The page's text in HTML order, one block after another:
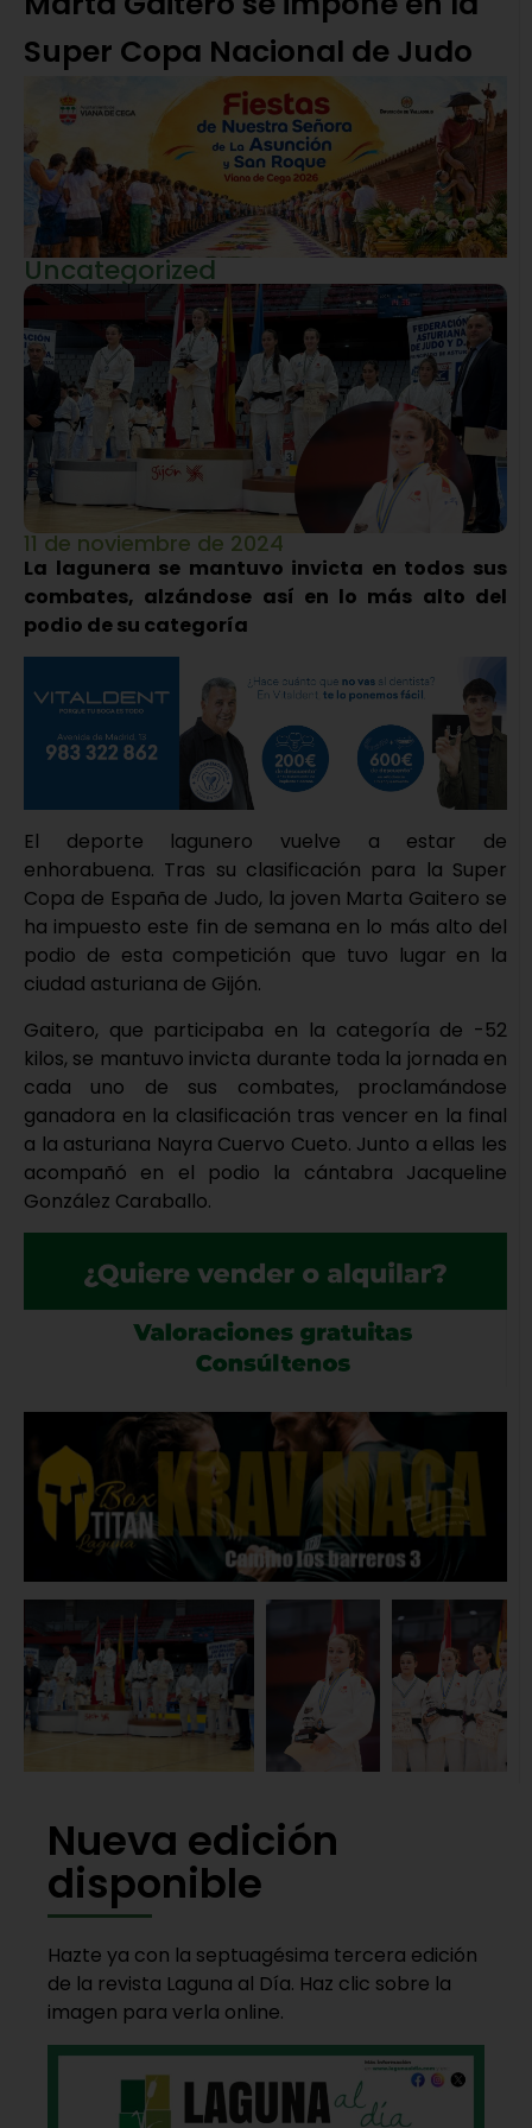
Super Copa Nacional de Judo
Uncategorized
11 de noviembre de 2024
La lagunera se mantuvo invicta en todos sus
combates, alzándose así en lo más alto del
podio de su categoría
El deporte lagunero vuelve a estar de
enhorabuena. Tras su clasificación para la Super
Copa de España de Judo, la joven Marta Gaitero se
ha impuesto este fin de semana en lo más alto del
podio de esta competición que tuvo lugar en la
ciudad asturiana de Gijón.
Gaitero, que participaba en la categoría de -52
kilos, se mantuvo invicta durante toda la jornada en
cada uno de sus combates, proclamándose
ganadora en la clasificación tras vencer en la final
a la asturiana Nayra Cuervo Cueto. Junto a ellas les
acompañó en el podio la cántabra Jacqueline
González Caraballo.
Nueva edición
disponible
Hazte ya con la septuagésima tercera edición
de la revista Laguna al Día. Haz clic sobre la
imagen para verla online.